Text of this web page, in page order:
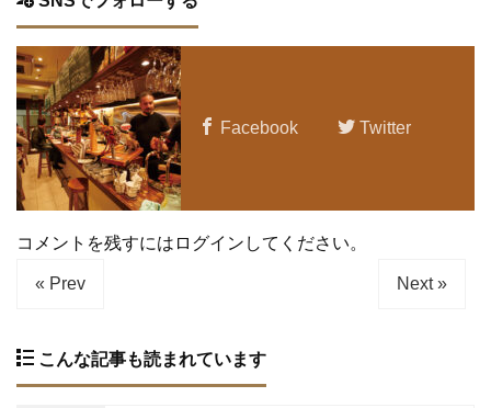
Facebook Twitter
コメントを残すにはログインしてください。
« Prev Next »
こんな記事も読まれています